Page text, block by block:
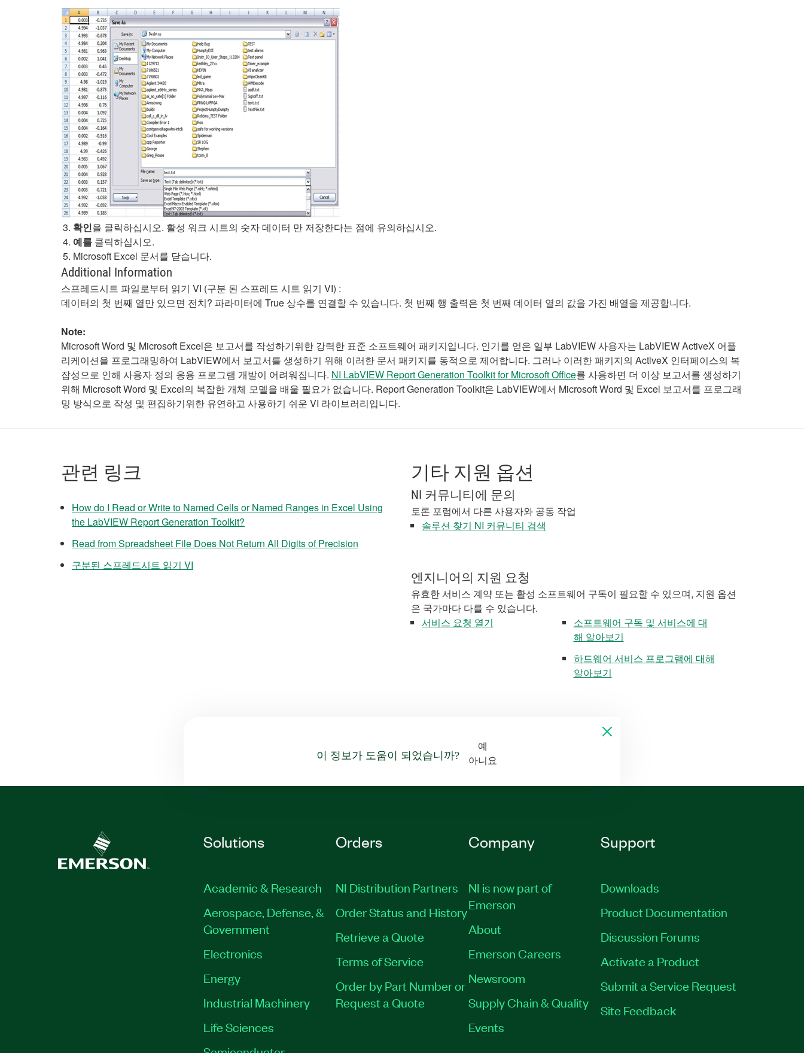
확인을 클릭하십시오. 활성 워크 시트의 숫자 데이터 만 저장한다는 점에 유의하십시오.
예를 클릭하십시오.
Microsoft Excel 문서를 닫습니다.
Additional Information
스프레드시트 파일로부터 읽기 VI (구분 된 스프레드 시트 읽기 VI) :
데이터의 첫 번째 열만 있으면 전치? 파라미터에 True 상수를 연결할 수 있습니다. 첫 번째 행 출력은 첫 번째 데이터 열의 값을 가진 배열을 제공합니다.
Note:
Microsoft Word 및 Microsoft Excel은 보고서를 작성하기위한 강력한 표준 소프트웨어 패키지입니다. 인기를 얻은 일부 LabVIEW 사용자는 LabVIEW ActiveX 어플
리케이션을 프로그래밍하여 LabVIEW에서 보고서를 생성하기 위해 이러한 문서 패키지를 동적으로 제어합니다. 그러나 이러한 패키지의 ActiveX 인터페이스의 복
잡성으로 인해 사용자 정의 응용 프로그램 개발이 어려워집니다. NI LabVIEW Report Generation Toolkit for Microsoft Office를 사용하면 더 이상 보고서를 생성하기
위해 Microsoft Word 및 Excel의 복잡한 개체 모델을 배울 필요가 없습니다. Report Generation Toolkit은 LabVIEW에서 Microsoft Word 및 Excel 보고서를 프로그래
밍 방식으로 작성 및 편집하기위한 유연하고 사용하기 쉬운 VI 라이브러리입니다.
관련 링크
How do I Read or Write to Named Cells or Named Ranges in Excel Using
the LabVIEW Report Generation Toolkit?
Read from Spreadsheet File Does Not Return All Digits of Precision
구분된 스프레드시트 읽기 VI
기타 지원 옵션
NI 커뮤니티에 문의
토론 포럼에서 다른 사용자와 공동 작업
솔루션 찾기 NI 커뮤니티 검색
엔지니어의 지원 요청
유효한 서비스 계약 또는 활성 소프트웨어 구독이 필요할 수 있으며, 지원 옵션
은 국가마다 다를 수 있습니다.
서비스 요청 열기
소프트웨어 구독 및 서비스에 대
해 알아보기
하드웨어 서비스 프로그램에 대해
알아보기
이 정보가 도움이 되었습니까?
예
아니요
Solutions
Academic & Research
Aerospace, Defense, &
Government
Electronics
Energy
Industrial Machinery
Life Sciences
Orders
NI Distribution Partners
Order Status and History
Retrieve a Quote
Terms of Service
Order by Part Number or
Request a Quote
Company
NI is now part of
Emerson
About
Emerson Careers
Newsroom
Supply Chain & Quality
Events
Support
Downloads
Product Documentation
Discussion Forums
Activate a Product
Submit a Service Request
Site Feedback